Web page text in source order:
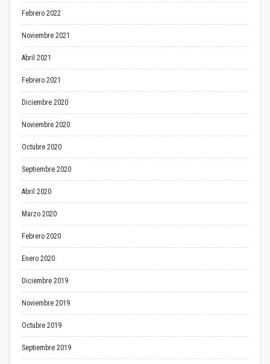
Febrero 2022
Noviembre 2021
Abril 2021
Febrero 2021
Diciembre 2020
Noviembre 2020
Octubre 2020
Septiembre 2020
Abril 2020
Marzo 2020
Febrero 2020
Enero 2020
Diciembre 2019
Noviembre 2019
Octubre 2019
Septiembre 2019